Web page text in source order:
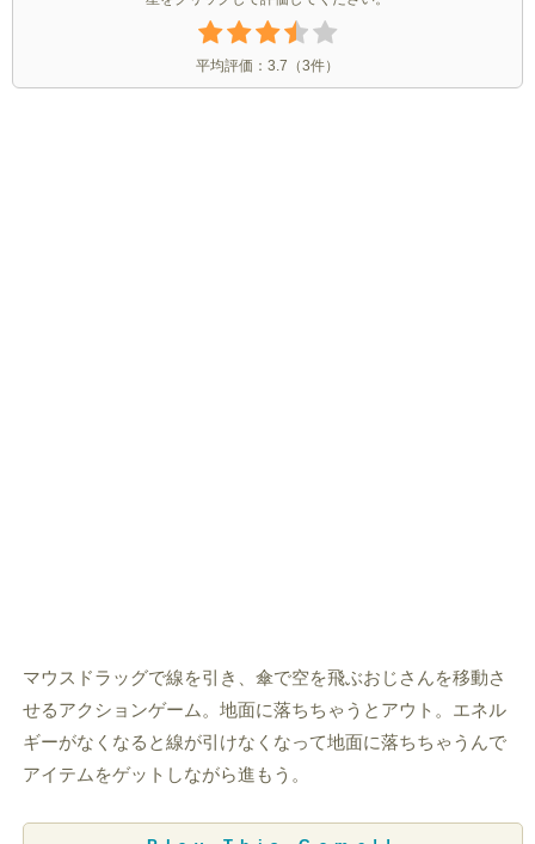
平均評価： 3.7 （3件）
マウスドラッグで線を引き、傘で空を飛ぶおじさんを移動さ
せるアクションゲーム。地面に落ちちゃうとアウト。エネル
ギーがなくなると線が引けなくなって地面に落ちちゃうんで
アイテムをゲットしながら進もう。